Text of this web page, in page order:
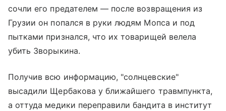
сочли его предателем — после возвращения из
Грузии он попался в руки людям Мопса и под
пытками признался, что их товарищей велела
убить Зворыкина.
Получив всю информацию, "солнцевские"
высадили Щербакова у ближайшего травмпункта,
а оттуда медики переправили бандита в институт